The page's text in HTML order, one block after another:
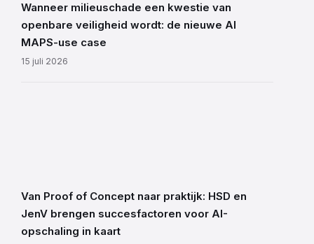
Wanneer milieuschade een kwestie van
openbare veiligheid wordt: de nieuwe AI
MAPS-use case
15 juli 2026
Van Proof of Concept naar praktijk: HSD en
JenV brengen succesfactoren voor AI-
opschaling in kaart